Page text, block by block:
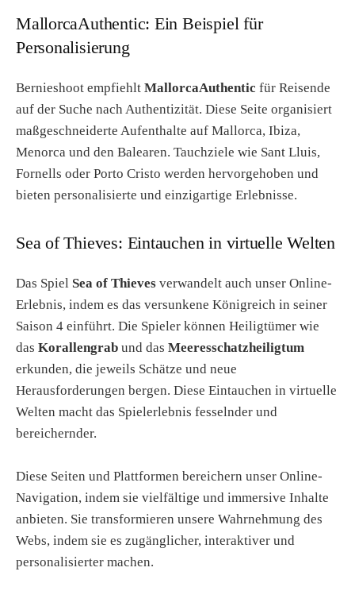
MallorcaAuthentic: Ein Beispiel für
Personalisierung
Bernieshoot empfiehlt MallorcaAuthentic für Reisende
auf der Suche nach Authentizität. Diese Seite organisiert
maßgeschneiderte Aufenthalte auf Mallorca, Ibiza,
Menorca und den Balearen. Tauchziele wie Sant Lluis,
Fornells oder Porto Cristo werden hervorgehoben und
bieten personalisierte und einzigartige Erlebnisse.
Sea of Thieves: Eintauchen in virtuelle Welten
Das Spiel Sea of Thieves verwandelt auch unser Online-
Erlebnis, indem es das versunkene Königreich in seiner
Saison 4 einführt. Die Spieler können Heiligtümer wie
das Korallengrab und das Meeresschatzheiligtum
erkunden, die jeweils Schätze und neue
Herausforderungen bergen. Diese Eintauchen in virtuelle
Welten macht das Spielerlebnis fesselnder und
bereichernder.
Diese Seiten und Plattformen bereichern unser Online-
Navigation, indem sie vielfältige und immersive Inhalte
anbieten. Sie transformieren unsere Wahrnehmung des
Webs, indem sie es zugänglicher, interaktiver und
personalisierter machen.